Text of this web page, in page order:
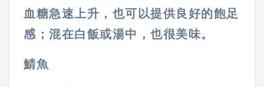
血糖急速上升，也可以提供良好的飽足
感；混在白飯或湯中，也很美味。
鯖魚